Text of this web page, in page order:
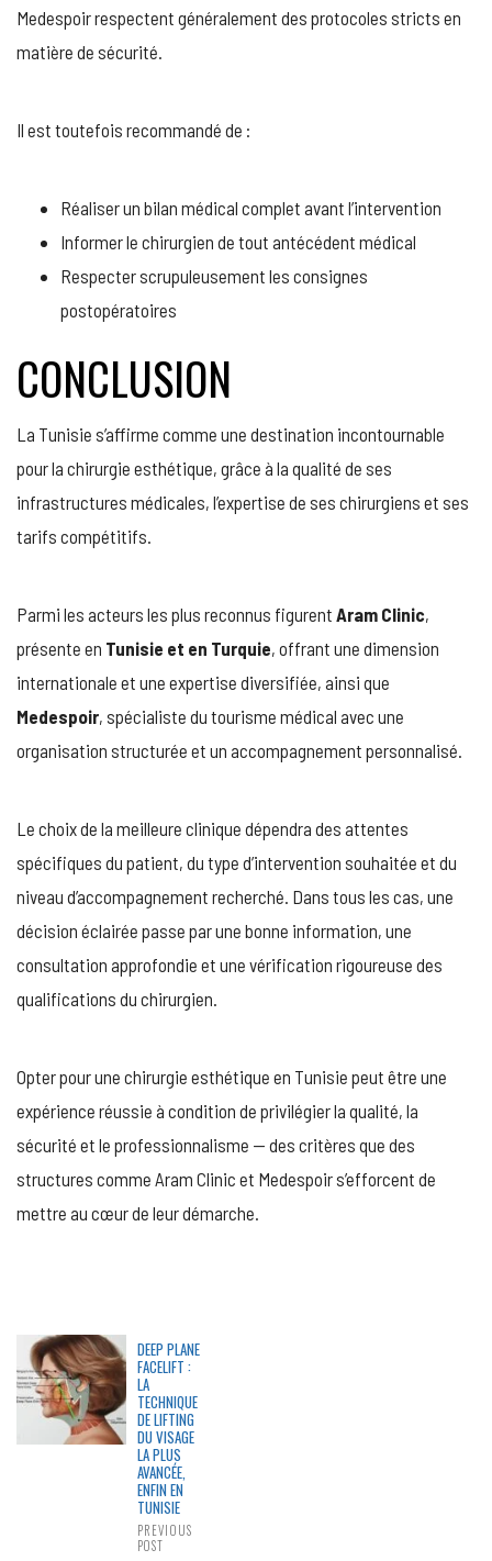
Medespoir respectent généralement des protocoles stricts en
matière de sécurité.
Il est toutefois recommandé de :
Réaliser un bilan médical complet avant l’intervention
Informer le chirurgien de tout antécédent médical
Respecter scrupuleusement les consignes
postopératoires
CONCLUSION
La Tunisie s’affirme comme une destination incontournable
pour la chirurgie esthétique, grâce à la qualité de ses
infrastructures médicales, l’expertise de ses chirurgiens et ses
tarifs compétitifs.
Parmi les acteurs les plus reconnus figurent Aram Clinic,
présente en Tunisie et en Turquie, offrant une dimension
internationale et une expertise diversifiée, ainsi que
Medespoir, spécialiste du tourisme médical avec une
organisation structurée et un accompagnement personnalisé.
Le choix de la meilleure clinique dépendra des attentes
spécifiques du patient, du type d’intervention souhaitée et du
niveau d’accompagnement recherché. Dans tous les cas, une
décision éclairée passe par une bonne information, une
consultation approfondie et une vérification rigoureuse des
qualifications du chirurgien.
Opter pour une chirurgie esthétique en Tunisie peut être une
expérience réussie à condition de privilégier la qualité, la
sécurité et le professionnalisme — des critères que des
structures comme Aram Clinic et Medespoir s’efforcent de
mettre au cœur de leur démarche.
DEEP PLANE
FACELIFT :
LA
TECHNIQUE
DE LIFTING
DU VISAGE
LA PLUS
AVANCÉE,
ENFIN EN
TUNISIE
PREVIOUS
POST